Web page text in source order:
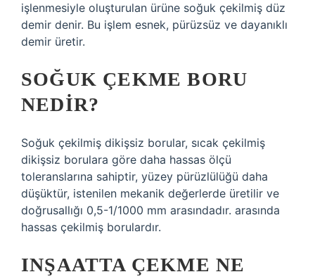
işlenmesiyle oluşturulan ürüne soğuk çekilmiş düz
demir denir. Bu işlem esnek, pürüzsüz ve dayanıklı
demir üretir.
SOĞUK ÇEKME BORU
NEDIR?
Soğuk çekilmiş dikişsiz borular, sıcak çekilmiş
dikişsiz borulara göre daha hassas ölçü
toleranslarına sahiptir, yüzey pürüzlülüğü daha
düşüktür, istenilen mekanik değerlerde üretilir ve
doğrusallığı 0,5-1/1000 mm arasındadır. arasında
hassas çekilmiş borulardır.
INŞAATTA ÇEKME NE